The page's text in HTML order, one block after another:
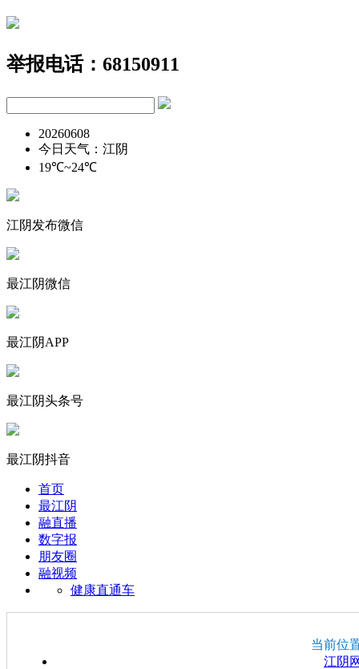
举报电话：68150911
20260608
今日天气：江阴
19℃~24℃
江阴发布微信
最江阴微信
最江阴APP
最江阴头条号
最江阴抖音
首页
最江阴
融直播
数字报
朋友圈
融视频
健康直通车
当前位
江阴